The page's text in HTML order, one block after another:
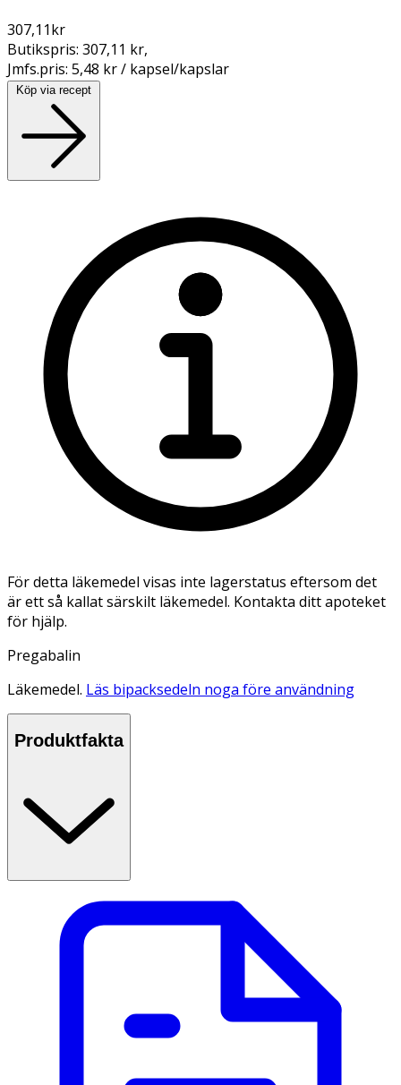
307,11kr
Butikspris: 307,11 kr,
Jmfs.pris: 5,48 kr / kapsel/kapslar
Köp via recept
För detta läkemedel visas inte lagerstatus eftersom det
är ett så kallat särskilt läkemedel. Kontakta ditt apoteket
för hjälp.
Pregabalin
Läkemedel. Läs bipacksedeln noga före användning
Produktfakta